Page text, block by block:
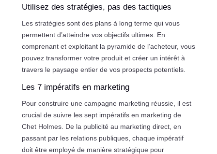
Utilisez des stratégies, pas des tactiques
Les stratégies sont des plans à long terme qui vous
permettent d’atteindre vos objectifs ultimes. En
comprenant et exploitant la pyramide de l’acheteur, vous
pouvez transformer votre produit et créer un intérêt à
travers le paysage entier de vos prospects potentiels.
Les 7 impératifs en marketing
Pour construire une campagne marketing réussie, il est
crucial de suivre les sept impératifs en marketing de
Chet Holmes. De la publicité au marketing direct, en
passant par les relations publiques, chaque impératif
doit être employé de manière stratégique pour